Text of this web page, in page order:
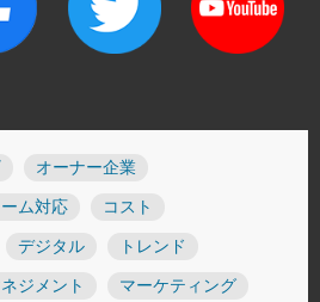
オーナー企業
ム対応 コスト
デジタル トレンド
ジメント マーケティング